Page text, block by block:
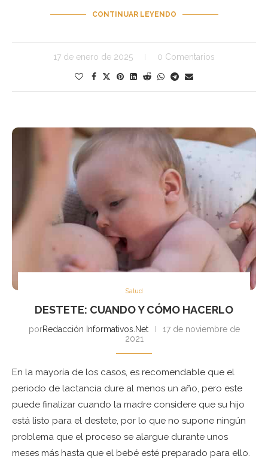
CONTINUAR LEYENDO
17 de enero de 2025 0 Comentarios
Salud
DESTETE: CUANDO Y CÓMO HACERLO
porRedacción Informativos.Net
17 de noviembre de
2021
En la mayoría de los casos, es recomendable que el
periodo de lactancia dure al menos un año, pero este
puede finalizar cuando la madre considere que su hijo
está listo para el destete, por lo que no supone ningún
problema que el proceso se alargue durante unos
meses más hasta que el bebé esté preparado para ello.